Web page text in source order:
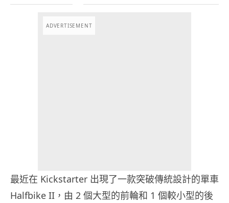
ADVERTISEMENT
最近在 Kickstarter 出現了一款突破傳統設計的單車
Halfbike II，由 2 個大型的前輪和 1 個較小型的後